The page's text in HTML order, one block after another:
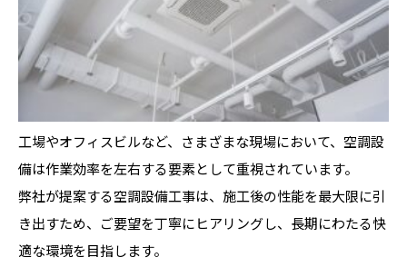
工場やオフィスビルなど、さまざまな現場において、空調設
備は作業効率を左右する要素として重視されています。
弊社が提案する空調設備工事は、施工後の性能を最大限に引
き出すため、ご要望を丁寧にヒアリングし、長期にわたる快
適な環境を目指します。